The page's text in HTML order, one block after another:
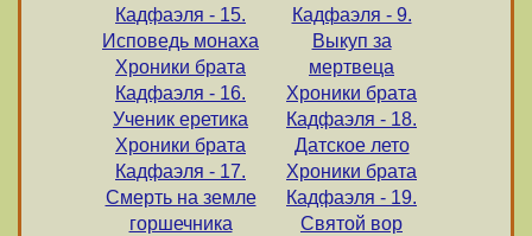
Кадфаэля - 15.
Исповедь монаха
Хроники брата
Кадфаэля - 16.
Ученик еретика
Хроники брата
Кадфаэля - 17.
Смерть на земле
горшечника
Кадфаэля - 9.
Выкуп за
мертвеца
Хроники брата
Кадфаэля - 18.
Датское лето
Хроники брата
Кадфаэля - 19.
Святой вор